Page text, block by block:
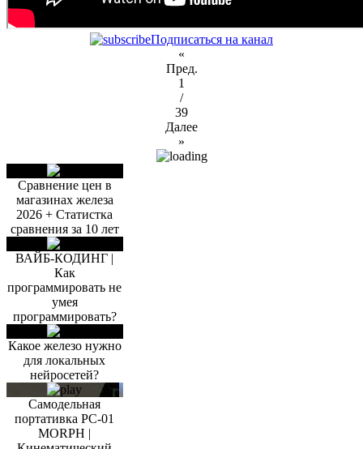
Подписаться на канал
«
Пред.
1
/
39
Далее
»
Сравнение цен в
магазинах железа
2026 + Статистка
сравнения за 10 лет
ВАЙБ-КОДИНГ |
Как
программировать не
умея
программировать?
Какое железо нужно
для локальных
нейросетей?
Самодельная
портативка PC-01
MORPH |